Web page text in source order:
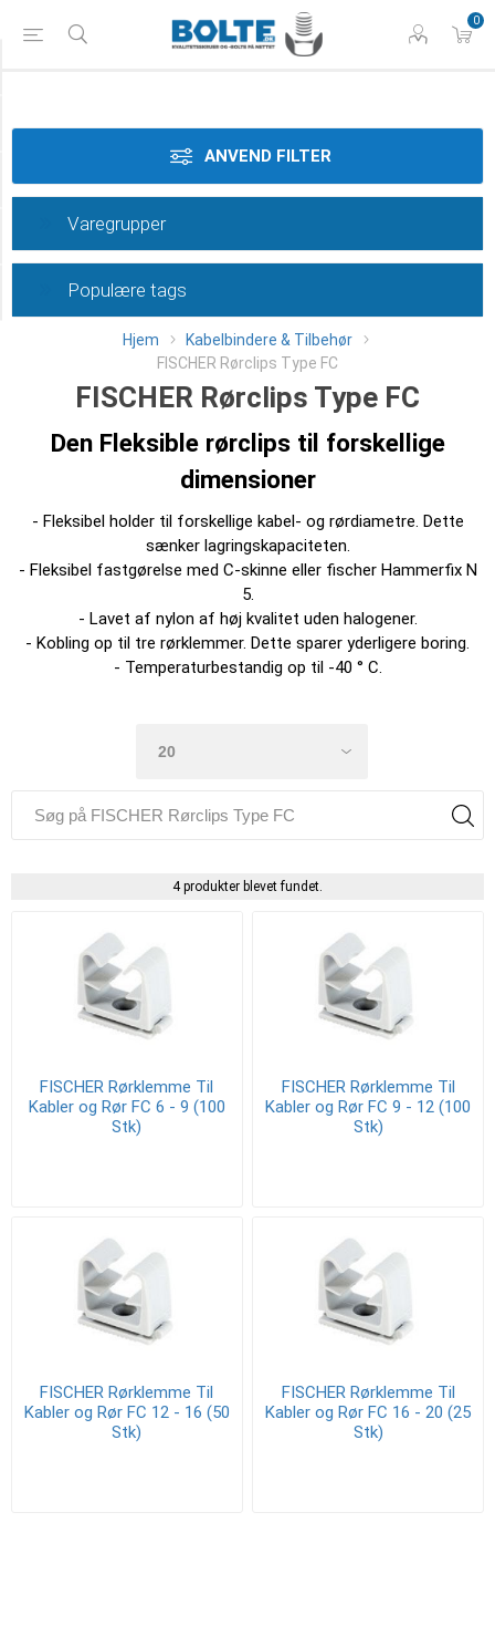
0
Hjem
Kabelbindere & Tilbehør
FISCHER Rørclips Type FC
FISCHER Rørclips Type FC
Den Fleksible rørclips til forskellige
dimensioner
- Fleksibel holder til forskellige kabel- og rørdiametre. Dette
sænker lagringskapaciteten.
- Fleksibel fastgørelse med C-skinne eller fischer Hammerfix N
5.
- Lavet af nylon af høj kvalitet uden halogener.
- Kobling op til tre rørklemmer. Dette sparer yderligere boring.
- Temperaturbestandig op til -40 ° C.
4 produkter blevet fundet.
FISCHER Rørklemme Til
Kabler og Rør FC 6 - 9 (100
Stk)
FISCHER Rørklemme Til
Kabler og Rør FC 9 - 12 (100
Stk)
FISCHER Rørklemme Til
Kabler og Rør FC 12 - 16 (50
Stk)
FISCHER Rørklemme Til
Kabler og Rør FC 16 - 20 (25
Stk)
ANVEND FILTER
Type
Category
Varegrupper
Populære tags